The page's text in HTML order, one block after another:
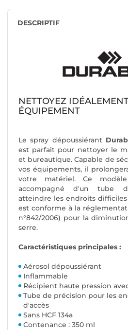
DESCRIPTIF
NETTOYEZ
ÉQUIPEMENT
Le spray dépoussiérant
est parfait pour nettoyer le
et bureautique. Capable de
vos équipements, il
votre matériel. Ce
accompagné d'un tube
atteindre les endroits difficiles
est conforme à la
n°842/2006) pour la
serre.
Caractéristiques principales :
Aérosol dépoussiérant
Inflammable
Récipient haute pression
Tube de précision pour les
d'accès
Sans HCF 134a
Contenance : 350 ml